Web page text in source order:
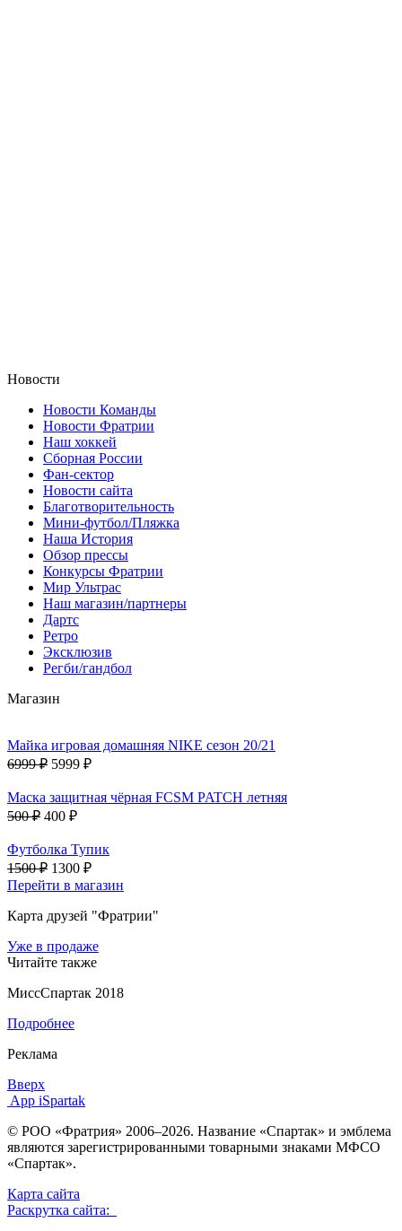
Новости
Новости Команды
Новости Фратрии
Наш хоккей
Сборная России
Фан-cектор
Новости сайта
Благотворительность
Мини-футбол/Пляжка
Наша История
Обзор прессы
Конкурсы Фратрии
Мир Ультрас
Наш магазин/партнеры
Дартс
Ретро
Эксклюзив
Регби/гандбол
Магазин
Майка игровая домашняя NIKE сезон 20/21
6999 ₽ 5999 ₽
Маска защитная чёрная FCSM PATCH летняя
500 ₽ 400 ₽
Футболка Тупик
1500 ₽ 1300 ₽
Перейти в магазин
Карта друзей "Фратрии"
Уже в продаже
Читайте также
МиссСпартак 2018
Подробнее
Реклама
Вверх
App iSpartak
© РОО «Фратрия» 2006–2026. Название «Спартак» и эмблема
являются зарегистрированными товарными знаками МФСО
«Спартак».
Карта сайта
Раскрутка сайта: